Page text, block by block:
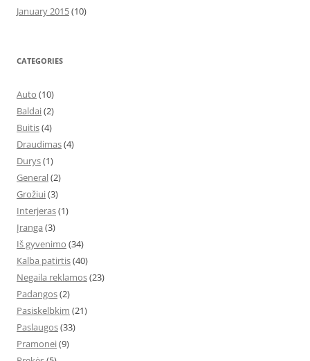
January 2015(10)
CATEGORIES
Auto (10)
Baldai(2)
Buitis(4)
Draudimas(4)
Durys(1)
General(2)
Grožiui(3)
Interjeras(1)
Įranga (3)
Iš gyvenimo (34)
Kalba patirtis(40)
Negaila reklamos(23)
Padangos(2)
Pasiskelbkim (21)
Paslaugos(33)
Pramonei(9)